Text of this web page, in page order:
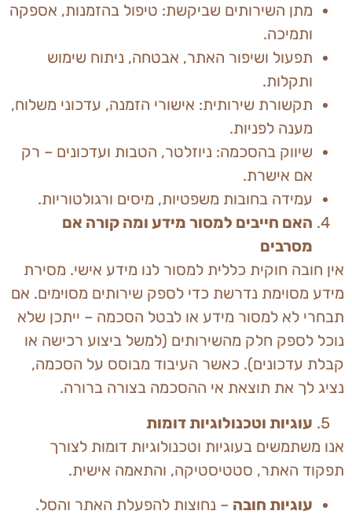
מתן השירותים שביקשת: טיפול בהזמנות, אספקה
ותמיכה.
תפעול ושיפור האתר, אבטחה, ניתוח שימוש
ותקלות.
תקשורת שירותית: אישורי הזמנה, עדכוני משלוח,
מענה לפניות.
שיווק בהסכמה: ניוזלטר, הטבות ועדכונים – רק
אם אישרת.
עמידה בחובות משפטיות, מיסים ורגולטוריות.
האם חייבים למסור מידע ומה קורה אם
מסרבים
אין חובה חוקית כללית למסור לנו מידע אישי. מסירת
מידע מסוימת נדרשת כדי לספק שירותים מסוימים. אם
תבחרי לא למסור מידע או לבטל הסכמה – ייתכן שלא
נוכל לספק חלק מהשירותים (למשל ביצוע רכישה או
קבלת עדכונים). כאשר העיבוד מבוסס על הסכמה,
נציג לך את תוצאת אי ההסכמה בצורה ברורה.
עוגיות וטכנולוגיות דומות
אנו משתמשים בעוגיות וטכנולוגיות דומות לצורך
תפקוד האתר, סטטיסטיקה, והתאמה אישית.
עוגיות חובה – נחוצות להפעלת האתר והסל.